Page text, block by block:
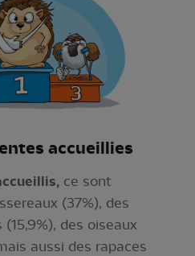
accueillies
ce sont
(37%), des
des oiseaux
aussi des rapaces